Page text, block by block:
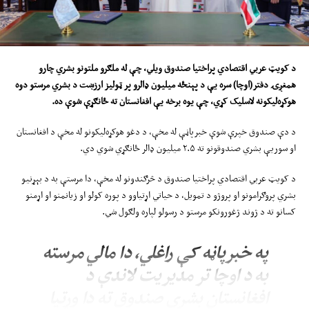
د کویټ عربي اقتصادي پراختیا صندوقویلي، چېلهملګرو ملتونو بشري چارو
همغږۍ دفتر(اوچا) سره یې د پېنځهمیلیون ډالرو پرټولیز ارزښت د بشري مرستو دوه
هوکړه‌لیکونه لاسلیک کړي، چې یوه برخه یې افغانستان ته ځانګړې شوې ده.
د دې صندوق خپرې شوې خبرپاڼې له مخې، د دغو هوکړه‌لیکونو له مخې د افغانستان
او سوریې بشري صندوقونو ته ۲.۵ میلیون ډالر ځانګړي شوي دي.
د کویټ عربي اقتصادي پراختیا صندوق د څرګندونو له مخې، دا مرستې به د بېړنیو
بشري پروګرامونو او پروژو د تمویل، د حیاتي اړتیاوو د پوره کولو او زیانمنو او اړمنو
کسانو ته د ژوند ژغورونکو مرستو د رسولو لپاره ولګول شي.
په خبرپاڼه کې راغلي، دا مالي مرسته
به د اوچا تر مدیریت لاندې د